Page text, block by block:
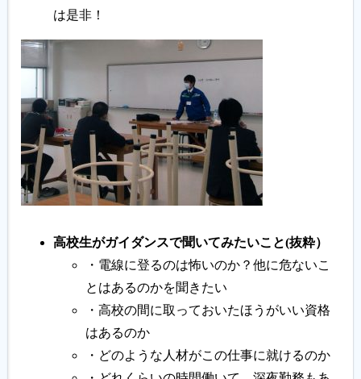
は是非！
高校生がガイダンスで聞いてみたいこと(抜粋）
・電線に登るのは怖いのか？他に危ないこ
とはあるのかを聞きたい
・高校の間に取っておいたほうがいい資格
はあるのか
・どのような人材がこの仕事に就けるのか